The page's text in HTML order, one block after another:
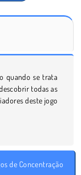
quando se trata
todas as
deste jogo
de Concentração